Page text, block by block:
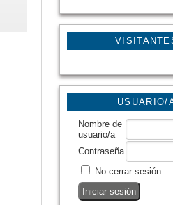
USUARIO/
Nombre de
usuario/a
Contraseña
No cerrar sesión